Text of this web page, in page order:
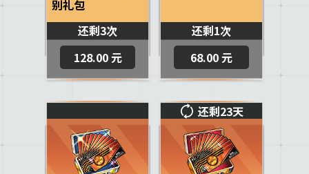
别礼包
还剩3次
128.00 元
还剩1次
68.00 元
还剩23天